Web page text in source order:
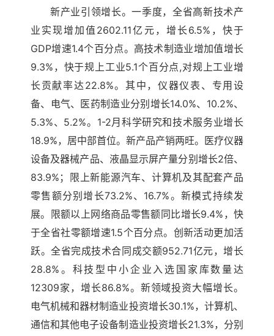
新产业引领增长。一季度，全省高新技术产
业实现增加值2602.11亿元，增长6.5%，快于
GDP增速1.4个百分点。高技术制造业增加值增长
9.3%，快于规上工业5.1个百分点,对规上工业增
长贡献率达22.8%。其中，仪器仪表、专用设
备、电气、医药制造业分别增长14.0%、10.2%、
5.3%、5.2%。1-2月科学研究和技术服务业增长
18.9%，居中部首位。新产品产销两旺。医疗仪器
设备及器械产品、液晶显示屏产量分别增长2倍、
83.9%；限上新能源汽车、计算机及其配套产品
零售额分别增长73.2%、16.7%。新模式持续发
展。限额以上网络商品零售额同比增长9.4%，快
于全省社零额增速1.5个百分点。创新活动更加活
跃。全省完成技术合同成交额952.71亿元，增长
28.8%。科技型中小企业入选国家库数量达
12309家，增长86.8%。新领域投资大幅增长。
电气机械和器材制造业投资增长30.1%，计算机、
通信和其他电子设备制造业投资增长21.3%，分别